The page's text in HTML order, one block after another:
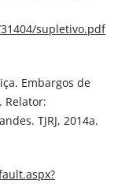
supletivo.pdf
Embargos de
Relator:
TJRJ, 2014a.